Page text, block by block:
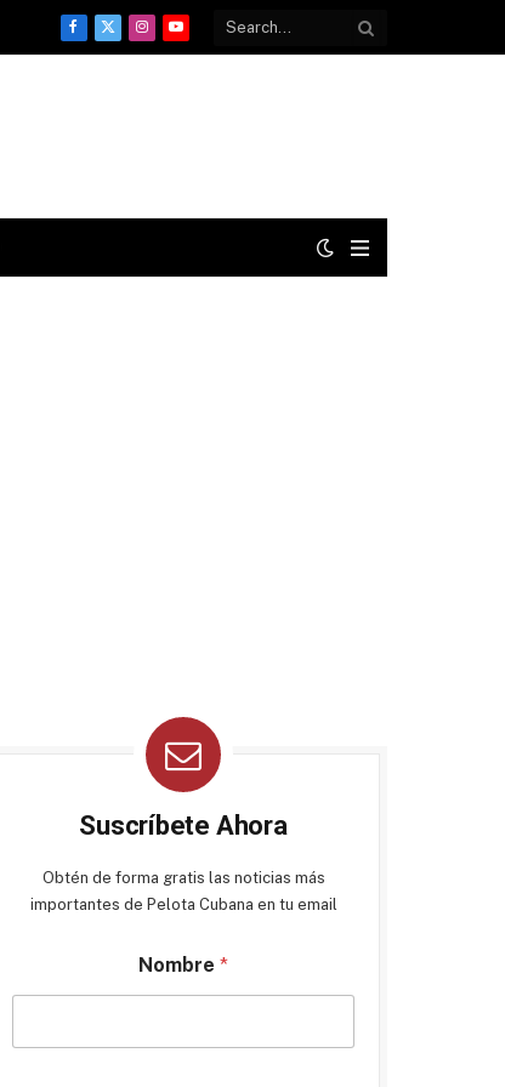
Facebook
X
InstagramYouTube
Suscríbete Ahora
Obtén de forma gratis las noticias más
importantes de Pelota Cubana en tu email
Nombre *